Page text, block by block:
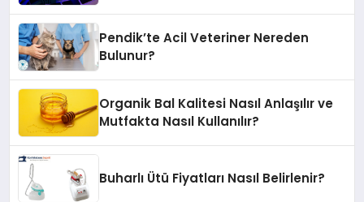
Pendik’te Acil Veteriner Nereden
Bulunur?
Organik Bal Kalitesi Nasıl Anlaşılır ve
Mutfakta Nasıl Kullanılır?
Buharlı Ütü Fiyatları Nasıl Belirlenir?